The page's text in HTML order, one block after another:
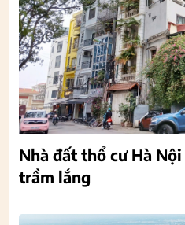
Nhà đất thổ cư Hà
trầm lắng